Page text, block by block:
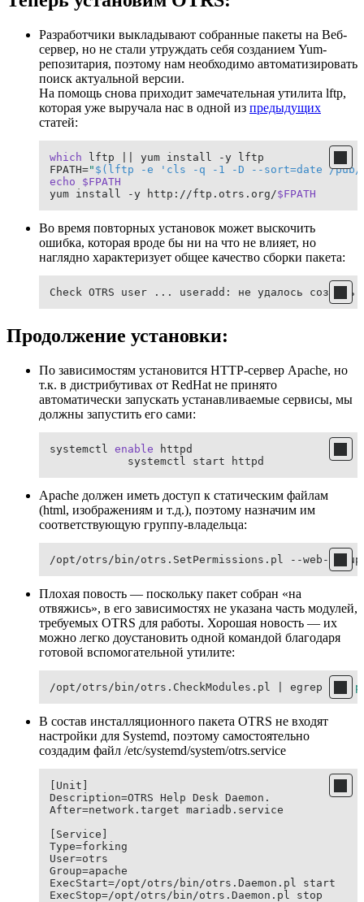
Разработчики выкладывают собранные пакеты на Веб-
сервер, но не стали утруждать себя созданием Yum-
репозитария, поэтому нам необходимо автоматизировать
поиск актуальной версии.
На помощь снова приходит замечательная утилита lftp,
которая уже выручала нас в одной из предыдущих
статей:
which lftp || yum install -y lftp
FPATH=" $(lftp -e 'cls -q -1 -D --sort=date /
echo
$FPATH
yum install -y http://ftp.otrs.org/$FPATH
Во время повторных установок может выскочить
ошибка, которая вроде бы ни на что не влияет, но
наглядно характеризует общее качество сборки пакета:
Check OTRS user ... useradd: не удалось
Продолжение установки:
По зависимостям установится HTTP-сервер Apache, но
т.к. в дистрибутивах от RedHat не принято
автоматически запускать устанавливаемые сервисы, мы
должны запустить его сами:
systemctl enable httpd
            systemctl start httpd
Apache должен иметь доступ к статическим файлам
(html, изображениям и т.д.), поэтому назначим им
соответствующую группу-владельца:
/opt/otrs/bin/otrs.SetPermissions.pl --web-
Плохая повость — поскольку пакет собран «на
отвяжись», в его зависимостях не указана часть модулей,
требуемых OTRS для работы. Хорошая новость — их
можно легко доустановить одной командой благодаря
готовой вспомогательной утилите:
/opt/otrs/bin/otrs.CheckModules.pl | egrep -o
В состав инсталляционного пакета OTRS не входят
настройки для Systemd, поэтому самостоятельно
создадим файл /etc/systemd/system/otrs.service
[Unit]
Description=OTRS Help Desk Daemon.
After=network.target mariadb.service
[Service]
Type=forking
User=otrs
Group=apache
ExecStart=/opt/otrs/bin/otrs.Daemon.pl start
ExecStop=/opt/otrs/bin/otrs.Daemon.pl stop